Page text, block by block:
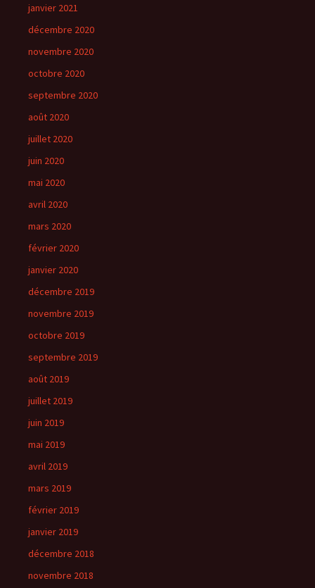
janvier 2021
décembre 2020
novembre 2020
octobre 2020
septembre 2020
août 2020
juillet 2020
juin 2020
mai 2020
avril 2020
mars 2020
février 2020
janvier 2020
décembre 2019
novembre 2019
octobre 2019
septembre 2019
août 2019
juillet 2019
juin 2019
mai 2019
avril 2019
mars 2019
février 2019
janvier 2019
décembre 2018
novembre 2018